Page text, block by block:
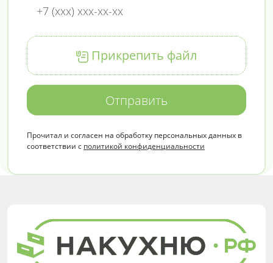
Прикрепить файл
Отправить
Прочитал и согласен на обработку персональных данных в
соответствии с политикой конфиденциальности